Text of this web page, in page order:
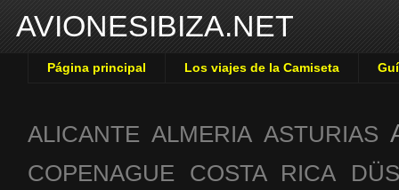
AVIONESIBIZA.NET
Página principal Los viajes de la Camiseta
ALICANTE ALMERIA ASTURIAS
COPENAGUE COSTA RICA